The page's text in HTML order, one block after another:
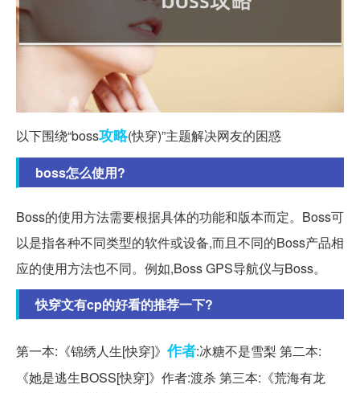
以下围绕“boss攻略(快穿)”主题解决网友的困惑
boss怎么使用?
Boss的使用方法需要根据具体的功能和版本而定。Boss可
以是指各种不同类型的软件或设备,而且不同的Boss产品相
应的使用方法也不同。例如,Boss GPS导航仪与Boss。
快穿文有cp的好看的推荐一下?
第一本:《锦绣人生[快穿]》作者:冰糖不是雪梨 第二本:
《她是逃生BOSS[快穿]》作者:渡杀 第三本:《荒海有龙